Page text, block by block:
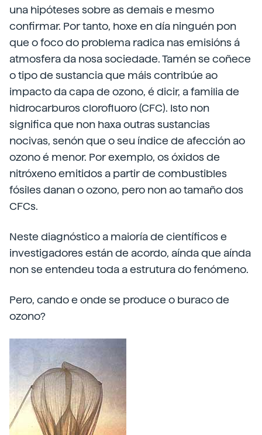
una hipóteses sobre as demais e mesmo
confirmar. Por tanto, hoxe en día ninguén pon
que o foco do problema radica nas emisións á
atmosfera da nosa sociedade. Tamén se coñece
o tipo de sustancia que máis contribúe ao
impacto da capa de ozono, é dicir, a familia de
hidrocarburos clorofluoro (CFC). Isto non
significa que non haxa outras sustancias
nocivas, senón que o seu índice de afección ao
ozono é menor. Por exemplo, os óxidos de
nitróxeno emitidos a partir de combustibles
fósiles danan o ozono, pero non ao tamaño dos
CFCs.
Neste diagnóstico a maioría de científicos e
investigadores están de acordo, aínda que aínda
non se entendeu toda a estrutura do fenómeno.
Pero, cando e onde se produce o buraco de
ozono?